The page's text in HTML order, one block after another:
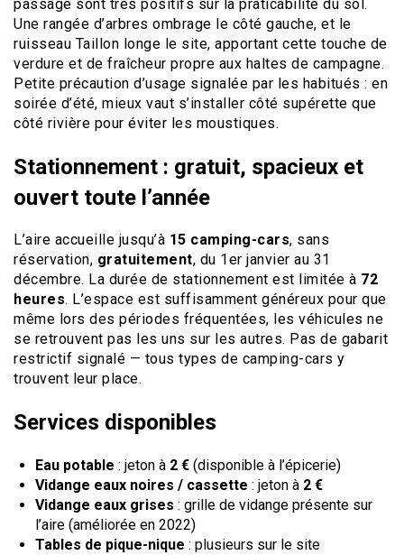
passage sont très positifs sur la praticabilité du sol.
Une rangée d’arbres ombrage le côté gauche, et le
ruisseau Taillon longe le site, apportant cette touche de
verdure et de fraîcheur propre aux haltes de campagne.
Petite précaution d’usage signalée par les habitués : en
soirée d’été, mieux vaut s’installer côté supérette que
côté rivière pour éviter les moustiques.
Stationnement : gratuit, spacieux et
ouvert toute l’année
L’aire accueille jusqu’à 15 camping-cars, sans
réservation, gratuitement, du 1er janvier au 31
décembre. La durée de stationnement est limitée à 72
heures. L’espace est suffisamment généreux pour que
même lors des périodes fréquentées, les véhicules ne
se retrouvent pas les uns sur les autres. Pas de gabarit
restrictif signalé — tous types de camping-cars y
trouvent leur place.
Services disponibles
Eau potable : jeton à 2 € (disponible à l’épicerie)
Vidange eaux noires / cassette : jeton à 2 €
Vidange eaux grises : grille de vidange présente sur
l’aire (améliorée en 2022)
Tables de pique-nique : plusieurs sur le site